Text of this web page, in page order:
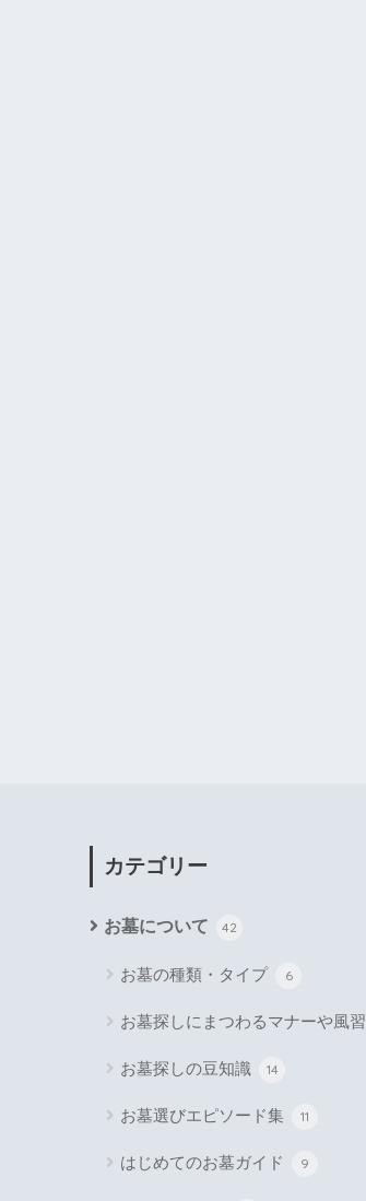
カテゴリー
お墓について 42
お墓の種類・タイプ 6
お墓探しにまつわるマナーや風習
お墓探しの豆知識 14
お墓選びエピソード集 11
はじめてのお墓ガイド 9